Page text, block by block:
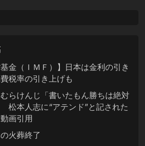
基金（ＩＭＦ）】日本は金利の引き
税率の引き上げも
むらけんじ「書いたもん勝ちは絶対
松本人志に“アテンド”と記された
画引用
火葬終了